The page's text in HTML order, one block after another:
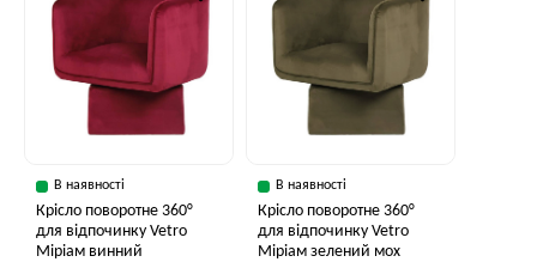
В наявності
Крісло поворотне 360°
для відпочинку Vetro
Міріам винний
В наявності
Крісло поворотне 360°
для відпочинку Vetro
Міріам зелений мох